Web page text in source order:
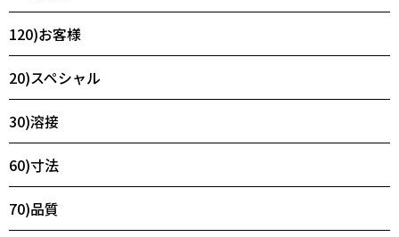
120)お客様
20)スペシャル
30)溶接
60)寸法
70)品質